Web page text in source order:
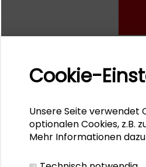
Cookie-
Unsere Seite verwendet
optionalen Cookies, z.B.
Mehr Informationen